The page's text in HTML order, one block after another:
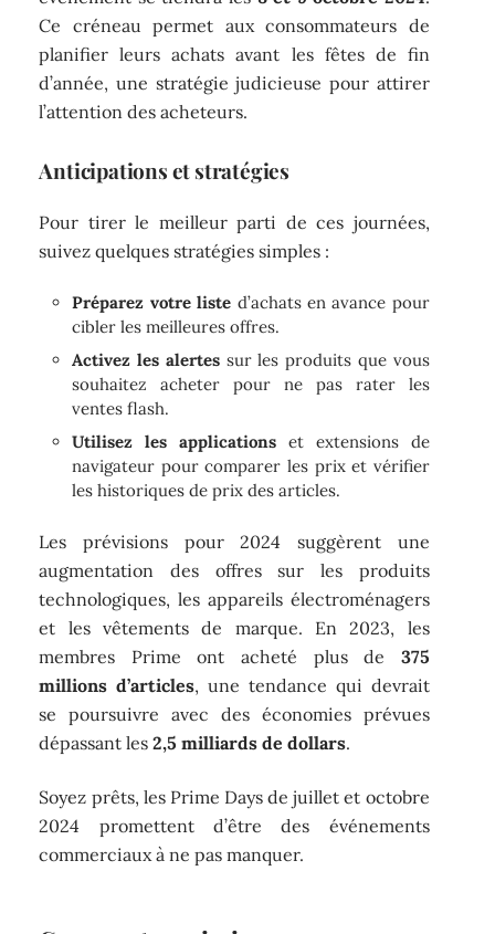
Ce créneau permet aux consommateurs de
planifier leurs achats avant les fêtes de fin
d’année, une stratégie judicieuse pour attirer
l’attention des acheteurs.
Anticipations et stratégies
Pour tirer le meilleur parti de ces journées,
suivez quelques stratégies simples :
Préparez votre liste d’achats en avance pour
cibler les meilleures offres.
Activez les alertessur les produits que vous
souhaitez acheter pour ne pas rater les
ventes flash.
Utilisez les applications et extensions de
navigateur pour comparer les prix et vérifier
les historiques de prix des articles.
Les prévisions pour 2024 suggèrent une
augmentation des offres sur les produits
technologiques, les appareils électroménagers
et les vêtements de marque. En 2023, les
membres Prime ont acheté plus de 375
millions d’articles, une tendance qui devrait
se poursuivre avec des économies prévues
dépassant les2,5 milliards de dollars.
Soyez prêts, les Prime Days de juillet et octobre
2024 promettent d’être des événements
commerciaux à ne pas manquer.